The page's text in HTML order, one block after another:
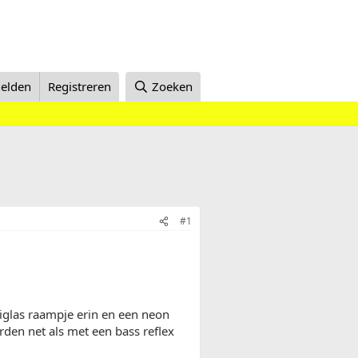
Registreren Zoeken
#1
raampje erin en een neon
net als met een bass reflex